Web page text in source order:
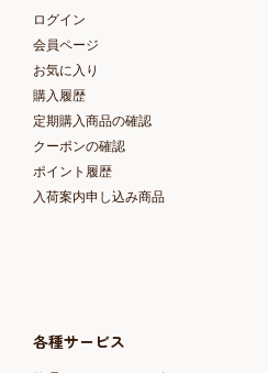
ログイン
会員ページ
お気に入り
購入履歴
定期購入商品の確認
クーポンの確認
ポイント履歴
入荷案内申し込み商品
各種サービス